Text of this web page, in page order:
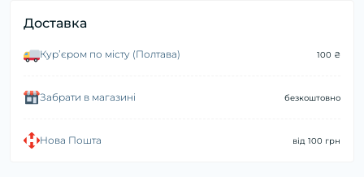
Доставка
Курʼєром по місту (Полтава) 100 ₴
Забрати в магазині безкоштовно
Нова Пошта від 100 грн